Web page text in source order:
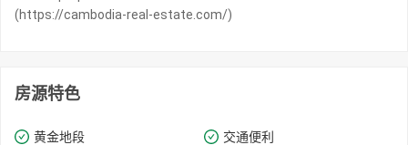
(https://cambodia-real-estate.com/)
房源特色
黄金地段 交通便利